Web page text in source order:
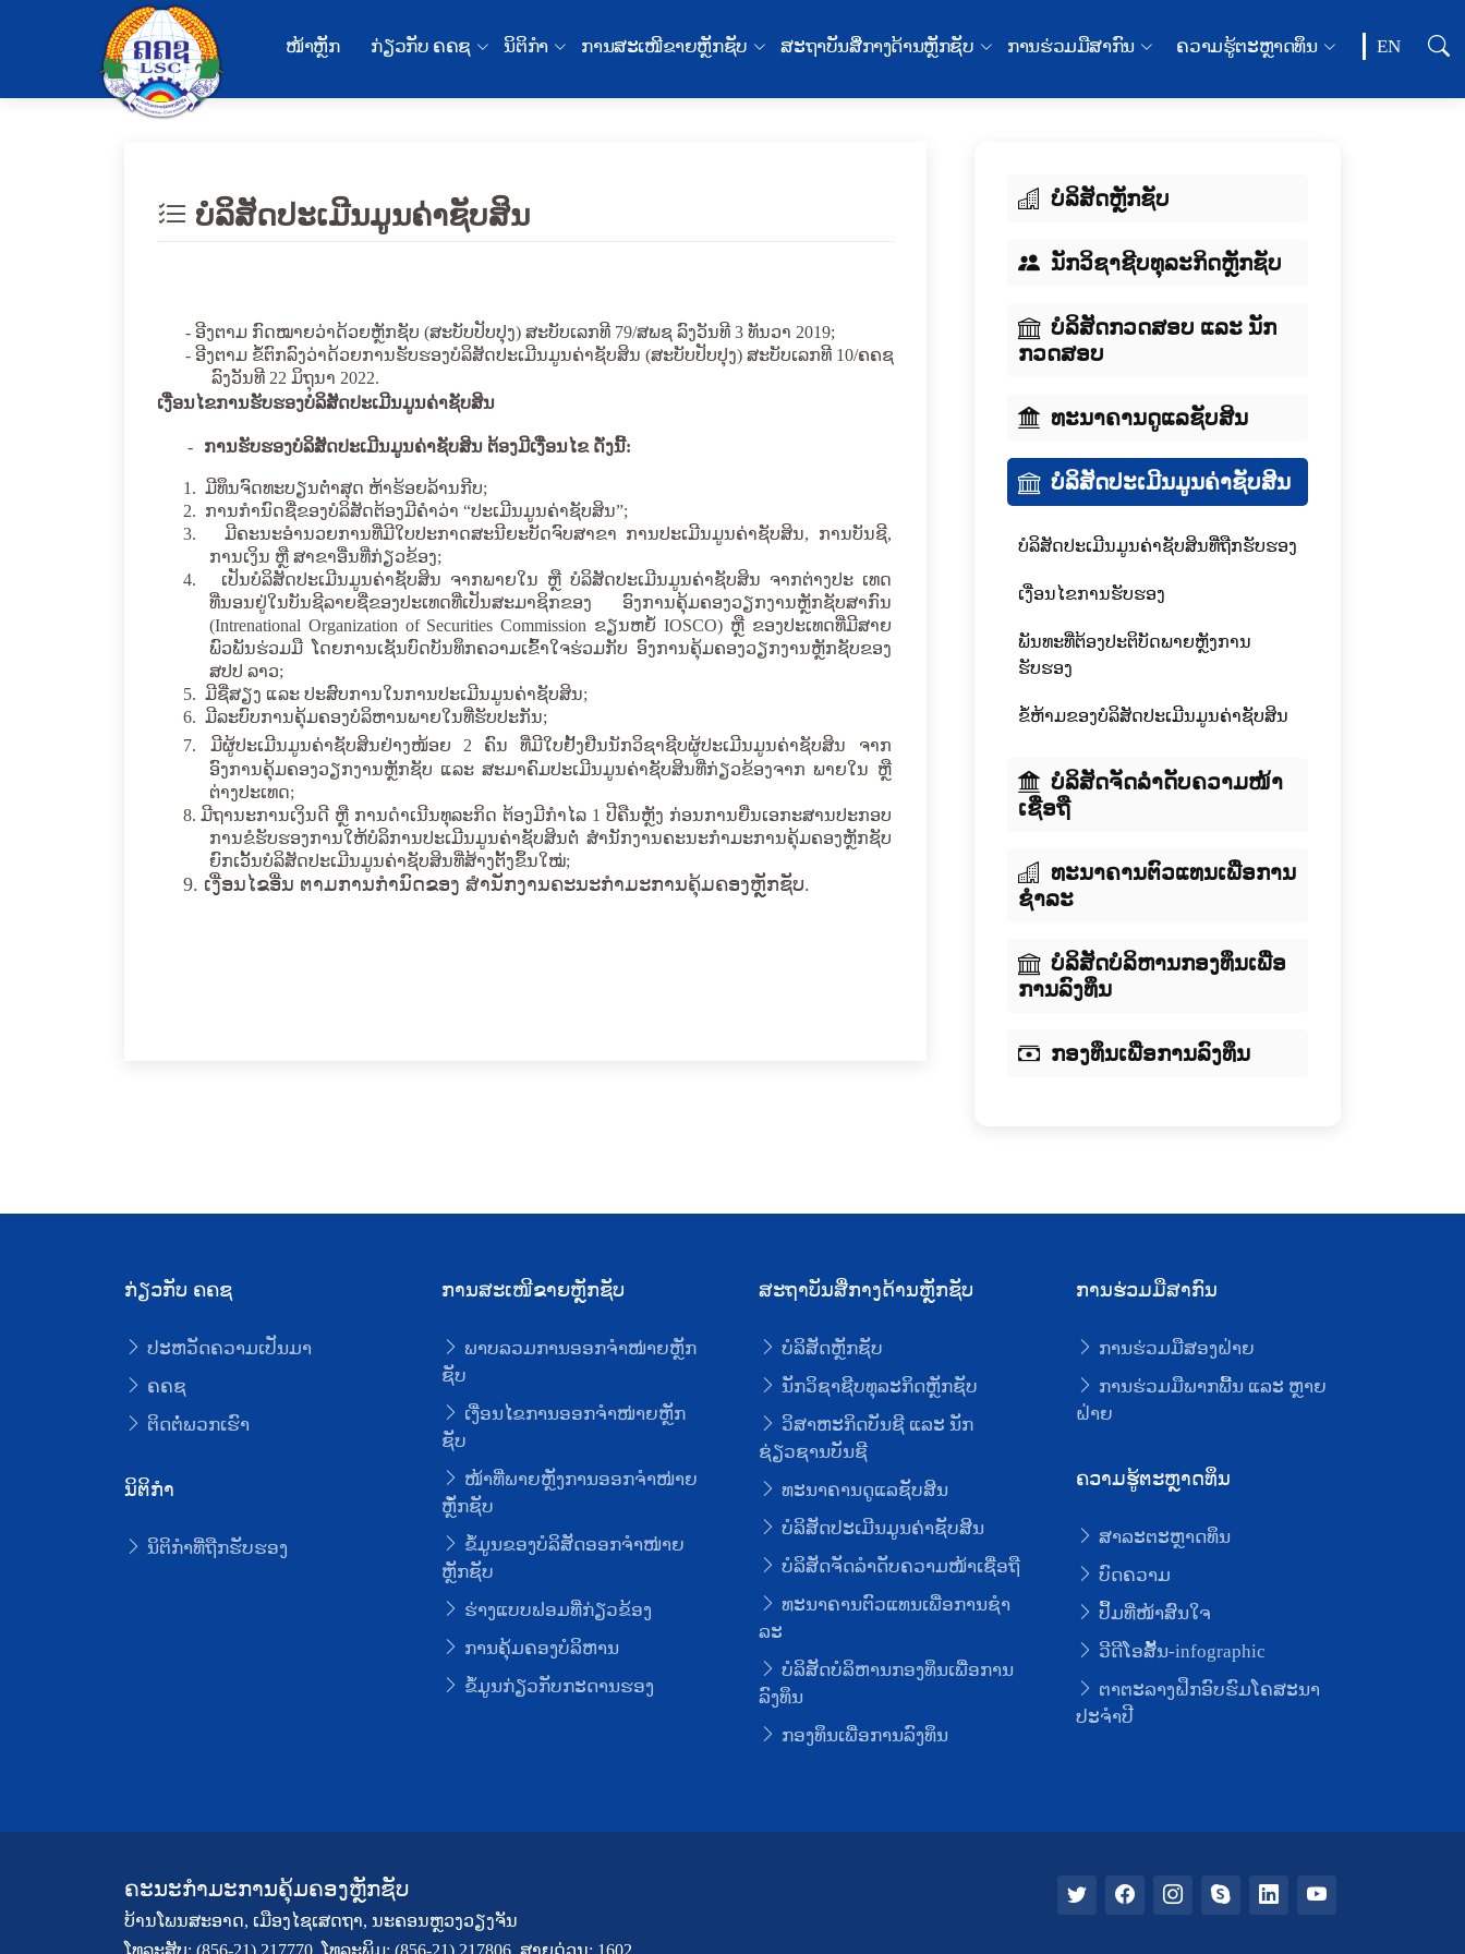
ໜ້າຫຼັກ ກ່ຽວກັບ ຄຄຊ ນິຕິກໍາ ການສະເໜີຂາຍຫຼັກຊັບ ສະຖາບັນສື່ກາງດ້ານຫຼັກຊັບ ການຮ່ວມມືສາກົນ ຄວາມຮູ້ຕະຫຼາດທຶນ EN
ບໍລິສັດປະເມີນມູນຄ່າຊັບສິນ
- ອີງຕາມ ກົດໝາຍວ່າດ້ວຍຫຼັກຊັບ (ສະບັບປັບປຸງ) ສະບັບເລກທີ 79/ສພຊ ລົງ​ວັນ​ທີ 3 ທັນວາ 2019;
- ອີງຕາມ ຂໍ້ຕົກລົງວ່າດ້ວຍການຮັບຮອງບໍລິສັດປະເມີນມູນຄ່າຊັບສິນ (ສະບັບປັບປຸງ) ສະບັບເລກທີ 10/ຄຄຊ
ລົງວັນທີ 22 ມິຖຸນາ 2022.
ເງື່ອນໄຂການຮັບຮອງບໍລິສັດປະເມີນມູນຄ່າຊັບສິນ
- ການຮັບຮອງບໍລິສັດປະເມີນມູນຄ່າຊັບສິນ ຕ້ອງມີເງື່ອນໄຂ ດັ່ງນີ້:
1. ມີທຶນຈົດທະບຽນຕໍ່າສຸດ ຫ້າຮ້ອຍລ້ານກີບ;
2. ການກໍານົດຊື່ຂອງບໍລິສັດຕ້ອງມີຄໍາວ່າ “ປະເມີນມູນຄ່າຊັບສິນ”;
3.
ມີຄະນະອໍານວຍການທີ່ມີໃບປະກາດສະນີຍະບັດຈົບສາຂາ ການປະເມີນມູນຄ່າຊັບສິນ, ການບັນຊີ,
ການເງິນ ຫຼື ສາຂາອື່ນທີ່ກ່ຽວຂ້ອງ;
4.
ເປັນບໍລິສັດປະເມີນມູນຄ່າຊັບສິນ ຈາກພາຍໃນ ຫຼື ບໍລິສັດປະເມີນມູນຄ່າຊັບສິນ ຈາກຕ່າງປະ ເທດ
ທີ່ນອນຢູ່ໃນບັນຊີລາຍຊື່ຂອງປະເທດທີ່ເປັນສະມາຊິກຂອງ ອົງການຄຸ້ມຄອງວຽກງານຫຼັກຊັບສາກົນ
(Intrenational Organization of Securities Commission ຂຽນຫຍໍ້ IOSCO)ຫຼື ຂອງປະເທດທີ່ມີສາຍ
ພົວພັນຮ່ວມມື ໂດຍການເຊັນບົດບັນທຶກຄວາມເຂົ້າໃຈຮ່ວມກັບ ອົງການຄຸ້ມຄອງວຽກງານຫຼັກຊັບຂອງ
ສປປ ລາວ;
5. ມີຊື່ສຽງ ແລະ ປະສົບການໃນການປະເມີນມູນຄ່າຊັບສິນ;
6. ມີລະບົບການຄຸ້ມຄອງບໍລິຫານພາຍໃນທີ່ຮັບປະກັນ;
7.
ມີຜູ້ປະເມີນມູນຄ່າຊັບສິນຢ່າງໜ້ອຍ 2 ຄົນ ທີ່ມີໃບຢັ້ງຢືນນັກວິຊາຊີບຜູ້ປະເມີນມູນຄ່າຊັບສິນ ຈາກ
ອົງການຄຸ້ມຄອງວຽກງານຫຼັກຊັບ ແລະ ສະມາຄົມປະເມີນມູນຄ່າຊັບສິນທີ່ກ່ຽວຂ້ອງຈາກ ພາຍໃນ ຫຼື
ຕ່າງປະເທດ;
8. ມີຖານະການເງິນດີ ຫຼື ການດໍາເນີນທຸລະກິດ ຕ້ອງມີກໍາໄລ 1 ປີຄືນຫຼັງ ກ່ອນການຍື່ນເອກະສານປະກອບ
ການຂໍຮັບຮອງການໃຫ້ບໍລິການປະເມີນມູນຄ່າຊັບສິນຕໍ່ ສໍານັກງານຄະນະກໍາມະການຄຸ້ມຄອງຫຼັກຊັບ
ຍົກເວັ້ນບໍລິສັດປະເມີນມູນຄ່າຊັບສິນທີ່ສ້າງຕັ້ງຂຶ້ນໃໝ່;
9. ເງື່ອນໄຂອື່ນ ຕາມການກໍານົດຂອງ ສໍານັກງານຄະນະກໍາມະການຄຸ້ມຄອງຫຼັກຊັບ.
ບໍລິສັດຫຼັກຊັບ
ນັກວິຊາຊີບທຸລະກິດຫຼັກຊັບ
ບໍລິສັດກວດສອບ ແລະ ນັກ
ກວດສອບ
ທະນາຄານດູແລຊັບສິນ
ບໍລິສັດປະເມີນມູນຄ່າຊັບສິນ
ບໍລິສັດປະເມີນມູນຄ່າຊັບສິນທີ່ຖືກຮັບຮອງ
ເງື່ອນໄຂການຮັບຮອງ
ພັນທະທີ່ຕ້ອງປະຕິບັດພາຍຫຼັງການ
ຮັບຮອງ
ຂໍ້ຫ້າມຂອງບໍລິສັດປະເມີນມູນຄ່າຊັບສິນ
ບໍລິສັດຈັດລໍາດັບຄວາມໜ້າ
ເຊື່ອຖື
ທະນາຄານຕົວແທນເພື່ອການ
ຊໍາລະ
ບໍລິສັດບໍລິຫານກອງທຶນເພື່ອ
ການລົງທຶນ
ກອງທຶນເພື່ອການລົງທຶນ
ກ່ຽວກັບ ຄຄຊ
ປະຫວັດຄວາມເປັນມາ
ຄຄຊ
ຕິດຕໍ່ພວກເຮົາ
ນິຕິກໍາ
ນິຕິກໍາທີ່ຖືກຮັບຮອງ
ການສະເໜີຂາຍຫຼັກຊັບ
ພາບລວມການອອກຈໍາໜ່າຍຫຼັກ
ຊັບ
ເງື່ອນໄຂການອອກຈໍາໜ່າຍຫຼັກ
ຊັບ
ໜ້າທີ່ພາຍຫຼັງການອອກຈໍາໜ່າຍ
ຫຼັໍກຊັບ
ຂໍ້ມູນຂອງບໍລິສັດອອກຈໍາໜ່າຍ
ຫຼັກຊັບ
ຮ່າງແບບຟອມທີ່ກ່ຽວຂ້ອງ
ການຄຸ້ມຄອງບໍລິຫານ
ຂໍ້ມູນກ່ຽວກັບກະດານຮອງ
ສະຖາບັນສື່ກາງດ້ານຫຼັກຊັບ
ບໍລິສັດຫຼັກຊັບ
ນັກວິຊາຊີບທຸລະກິດຫຼັກຊັບ
ວິສາຫະກິດບັນຊີ ແລະ ນັກ
ຊ່ຽວຊານບັນຊີ
ທະນາຄານດູແລຊັບສິນ
ບໍລິສັດປະເມີນມູນຄ່າຊັບສິນ
ບໍລິສັດຈັດລໍາດັບຄວາມໜ້າເຊື່ອຖື
ທະນາຄານຕົວແທນເພື່ອການຊໍາ
ລະ
ບໍລິສັດບໍລິຫານກອງທຶນເພື່ອການ
ລົງທຶນ
ກອງທຶນເພື່ອການລົງທຶນ
ການຮ່ວມມືສາກົນ
ການຮ່ວມມືສອງຝ່າຍ
ການຮ່ວມມືພາກພື້ນ ແລະ ຫຼາຍ
ຝ່າຍ
ຄວາມຮູ້ຕະຫຼາດທຶນ
ສາລະຕະຫຼາດທຶນ
ບົດຄວາມ
ປຶ້ມທີ່ໜ້າສົນໃຈ
ວີດີໂອສັ້ນ-infographic
ຕາຕະລາງຝຶກອົບຮົມໂຄສະນາ
ປະຈຳປີ
ຄະນະກຳມະການຄຸ້ມຄອງຫຼັກຊັບ
ບ້ານໂພນສະອາດ, ເມືອງໄຊເສດຖາ, ນະຄອນຫຼວງວຽງຈັນ
ໂທລະສັບ: (856-21) 217770, ໂທລະພິມ: (856-21) 217806, ສາຍດ່ວນ: 1602